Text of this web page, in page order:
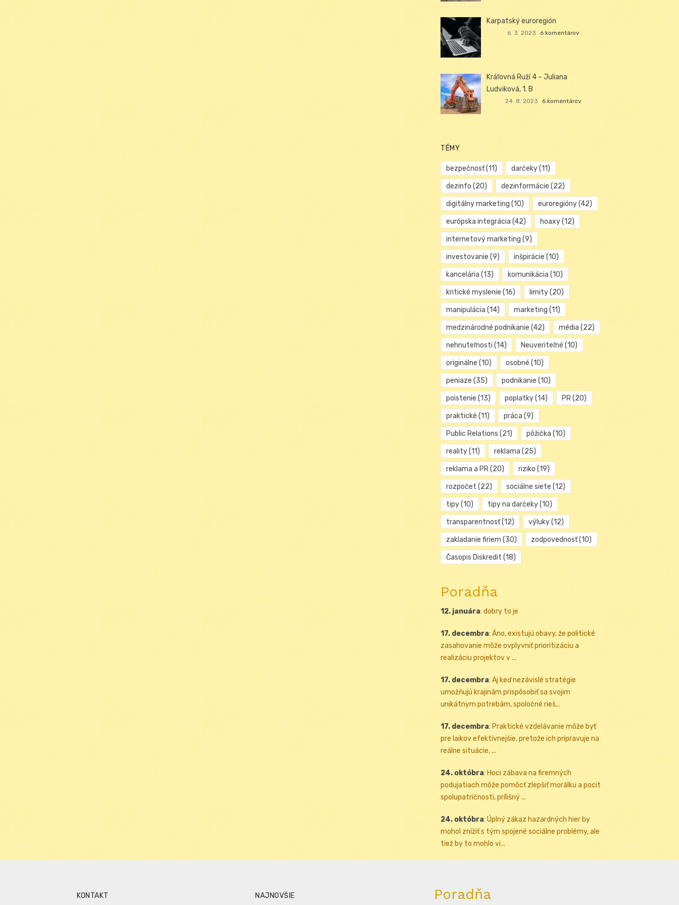
Karpatský euroregión
6. 3. 2023 6 komentárov
Kráľovná Ruží 4 – Juliana
Ludviková, 1. B
24. 8. 2023 6 komentárov
TÉMY
bezpečnosť(11) darčeky(11)
dezinfo (20) dezinformácie (22)
digitálny marketing (10) euroregióny(42)
európska integrácia (42) hoaxy(12)
internetový marketing (9)
investovanie (9) inšpirácie (10)
kancelária (13) komunikácia (10)
kritické myslenie (16) limity(20)
manipulácia (14) marketing (11)
medzinárodné podnikanie (42) média (22)
nehnuteľnosti (14) Neuveriteľné (10)
originálne (10) osobné (10)
peniaze (35) podnikanie (10)
poistenie (13) poplatky(14) PR(20)
praktické (11) práca (9)
Public Relations (21) pôžička (10)
reality(11) reklama (25)
reklama a PR(20) riziko (19)
rozpočet (22) sociálne siete (12)
tipy(10) tipy na darčeky(10)
transparentnosť(12) výluky(12)
zakladanie firiem (30) zodpovednosť(10)
Časopis Diskredit (18)
Poradňa
12. januára: dobry to je
17. decembra: Áno, existujú obavy, že politické
zasahovanie môže ovplyvniť prioritizáciu a
realizáciu projektov v ...
17. decembra: Aj keď nezávislé stratégie
umožňujú krajinám prispôsobiť sa svojim
unikátnym potrebám, spoločné rieš...
17. decembra: Praktické vzdelávanie môže byť
pre laikov efektívnejšie, pretože ich pripravuje na
reálne situácie, ...
24. októbra: Hoci zábava na firemných
podujatiach môže pomôcť zlepšiť morálku a pocit
spolupatričnosti, prílišný ...
24. októbra: Úplný zákaz hazardných hier by
mohol znížiť s tým spojené sociálne problémy, ale
tiež by to mohlo vi...
KONTAKT NAJNOVŠIE Poradňa